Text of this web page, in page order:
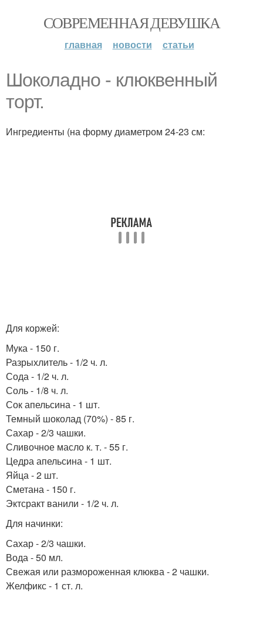
СОВРЕМЕННАЯ ДЕВУШКА
главная новости статьи
Шоколадно - клюквенный
торт.
Ингредиенты (на форму диаметром 24-23 см:
Для коржей:
Мука - 150 г.
Разрыхлитель - 1/2 ч. л.
Сода - 1/2 ч. л.
Соль - 1/8 ч. л.
Сок апельсина - 1 шт.
Темный шоколад (70%) - 85 г.
Сахар - 2/3 чашки.
Сливочное масло к. т. - 55 г.
Цедра апельсина - 1 шт.
Яйца - 2 шт.
Сметана - 150 г.
Эктсракт ванили - 1/2 ч. л.
Для начинки:
Сахар - 2/3 чашки.
Вода - 50 мл.
Свежая или размороженная клюква - 2 чашки.
Желфикс - 1 ст. л.